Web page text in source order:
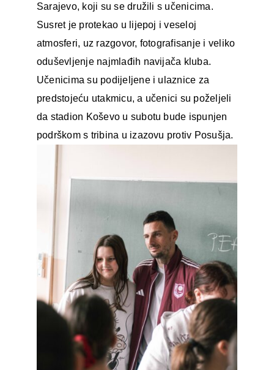
Sarajevo, koji su se družili s učenicima.
Susret je protekao u lijepoj i veseloj
atmosferi, uz razgovor, fotografisanje i veliko
oduševljenje najmlađih navijača kluba.
Učenicima su podijeljene i ulaznice za
predstojeću utakmicu, a učenici su poželjeli
da stadion Koševo u subotu bude ispunjen
podrškom s tribina u izazovu protiv Posušja.